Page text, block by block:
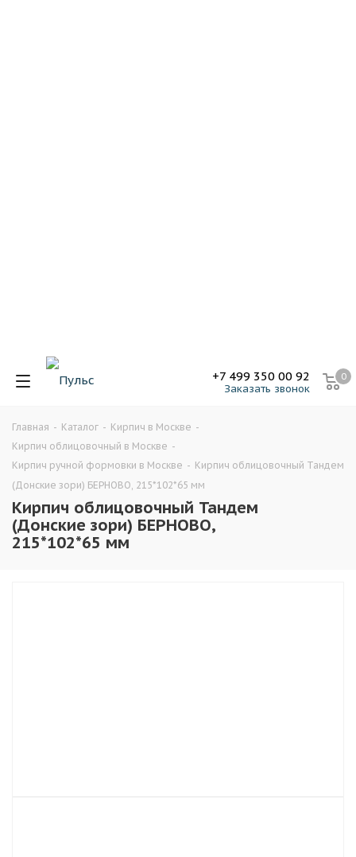
0
+7 499 350 00 92
Заказать звонок
Главная - Каталог - Кирпич в Москве -
Кирпич облицовочный в Москве -
Кирпич ручной формовки в Москве - Кирпич облицовочный Тандем
(Донские зори) БЕРНОВО, 215*102*65 мм
Кирпич облицовочный Тандем
(Донские зори) БЕРНОВО,
215*102*65 мм